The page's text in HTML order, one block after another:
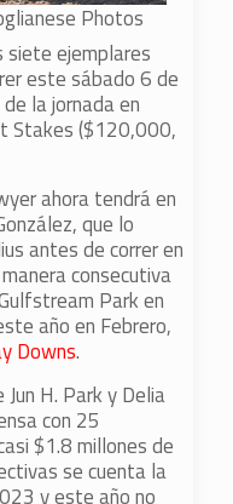
Photos
siete ejemplares
este sábado 6 de
la jornada en
Stakes ($120,000,
ahora tendrá en
que lo
antes de correr en
consecutiva
Park en
año en Febrero,
Downs.
H. Park y Delia
con 25
$1.8 millones de
se cuenta la
y este año no